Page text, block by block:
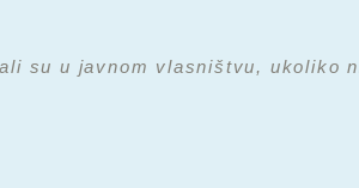
su u javnom vlasništvu, ukoliko